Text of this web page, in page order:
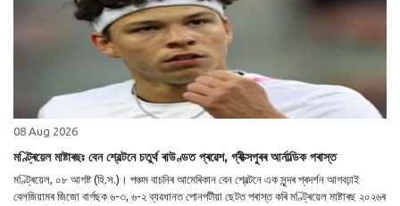
08 Aug 2026
মণ্ট্ৰিয়েল মাষ্টাৰছঃ বেন শ্বেল্টনে চতুৰ্থ ৰাউণ্ডত প্ৰৱেশ, গ্ৰীক্সপুৰৰ আৰ্নাল্ডিক পৰাস্ত
মণ্ট্ৰিয়েল, ০৮ আগষ্ট (হি.স.)। পঞ্চম বাচনিৰ আমেৰিকান বেন শ্বেল্টনে এক সুন্দৰ প্ৰদৰ্শন আগবঢ়াই
বেলজিয়ামৰ জিজো বাৰ্গছক ৬-৩, ৬-২ ব্যৱধানত পোনপটীয়া ছেটত পৰাস্ত কৰি মণ্ট্ৰিয়েল মাষ্টাৰছ ২০২৬ৰ